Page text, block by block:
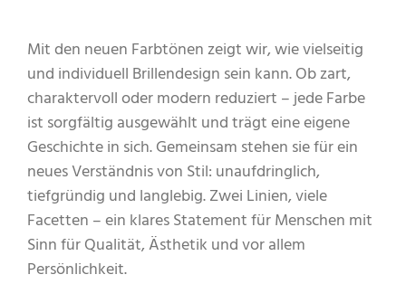
Mit den neuen Farbtönen zeigt wir, wie vielseitig
und individuell Brillendesign sein kann. Ob zart,
charaktervoll oder modern reduziert – jede Farbe
ist sorgfältig ausgewählt und trägt eine eigene
Geschichte in sich. Gemeinsam stehen sie für ein
neues Verständnis von Stil: unaufdringlich,
tiefgründig und langlebig. Zwei Linien, viele
Facetten – ein klares Statement für Menschen mit
Sinn für Qualität, Ästhetik und vor allem
Persönlichkeit.